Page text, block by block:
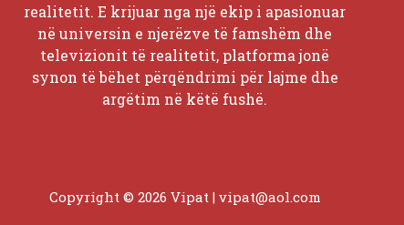
realitetit. E krijuar nga një ekip i apasionuar
në universin e njerëzve të famshëm dhe
televizionit të realitetit, platforma jonë
synon të bëhet përqëndrimi për lajme dhe
argëtim në këtë fushë.
Copyright © 2026 Vipat | vipat@aol.com